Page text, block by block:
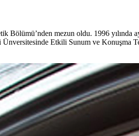
Bölümü’nden mezun oldu. 1996 yılında
Etkili Sunum ve Konuşma